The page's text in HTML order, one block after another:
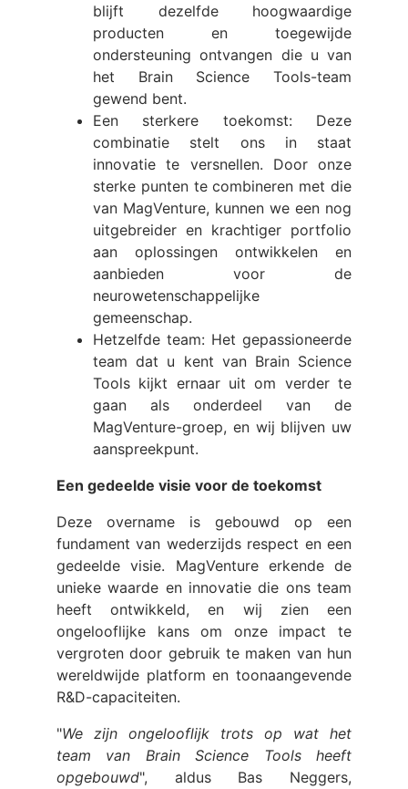
blijft dezelfde hoogwaardige
producten en toegewijde
ondersteuning ontvangen die u van
het Brain Science Tools-team
gewend bent.
Een sterkere toekomst: Deze
combinatie stelt ons in staat
innovatie te versnellen. Door onze
sterke punten te combineren met die
van MagVenture, kunnen we een nog
uitgebreider en krachtiger portfolio
aan oplossingen ontwikkelen en
aanbieden voor de
neurowetenschappelijke
gemeenschap.
Hetzelfde team: Het gepassioneerde
team dat u kent van Brain Science
Tools kijkt ernaar uit om verder te
gaan als onderdeel van de
MagVenture-groep, en wij blijven uw
aanspreekpunt.
Een gedeelde visie voor de toekomst
Deze overname is gebouwd op een
fundament van wederzijds respect en een
gedeelde visie. MagVenture erkende de
unieke waarde en innovatie die ons team
heeft ontwikkeld, en wij zien een
ongelooflijke kans om onze impact te
vergroten door gebruik te maken van hun
wereldwijde platform en toonaangevende
R&D-capaciteiten.
"We zijn ongelooflijk trots op wat het
team van Brain Science Tools heeft
opgebouwd", aldus Bas Neggers,